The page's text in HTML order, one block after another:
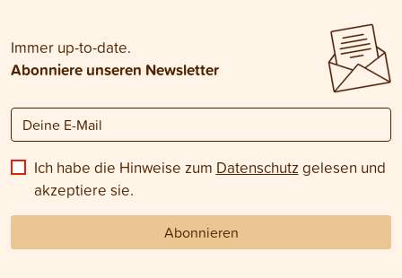
Immer up-to-date.
Abonniere unseren Newsletter
Ich habe die Hinweise zum Datenschutz gelesen und
akzeptiere sie.
Abonnieren